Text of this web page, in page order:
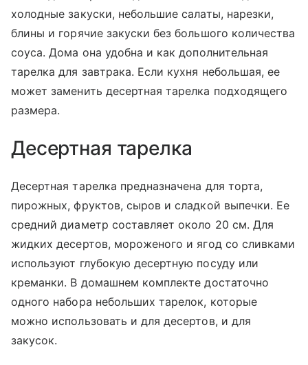
холодные закуски, небольшие салаты, нарезки,
блины и горячие закуски без большого количества
соуса. Дома она удобна и как дополнительная
тарелка для завтрака. Если кухня небольшая, ее
может заменить десертная тарелка подходящего
размера.
Десертная тарелка
Десертная тарелка предназначена для торта,
пирожных, фруктов, сыров и сладкой выпечки. Ее
средний диаметр составляет около 20 см. Для
жидких десертов, мороженого и ягод со сливками
используют глубокую десертную посуду или
креманки. В домашнем комплекте достаточно
одного набора небольших тарелок, которые
можно использовать и для десертов, и для
закусок.